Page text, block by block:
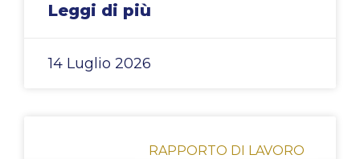
Leggi di più
14 Luglio 2026
RAPPORTO DI LAVORO